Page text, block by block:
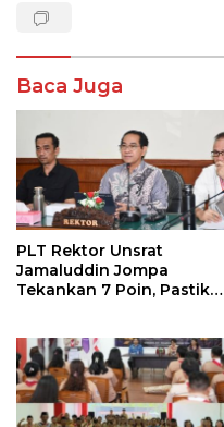
Baca Juga
PLT Rektor Unsrat
Jamaluddin Jompa
Tekankan 7 Poin, Pastikan